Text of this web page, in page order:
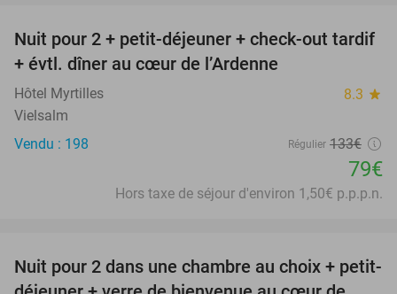
41%
Nuit pour 2 + petit-déjeuner + check-out tardif
+ évtl. dîner au cœur de l’Ardenne
Hôtel Myrtilles 8.3 star
Vielsalm
Vendu : 198
Régulier 133€
79€
Hors taxe de séjour d'environ 1,50€ p.p.p.n.
50%
Nuit pour 2 dans une chambre au choix + petit-